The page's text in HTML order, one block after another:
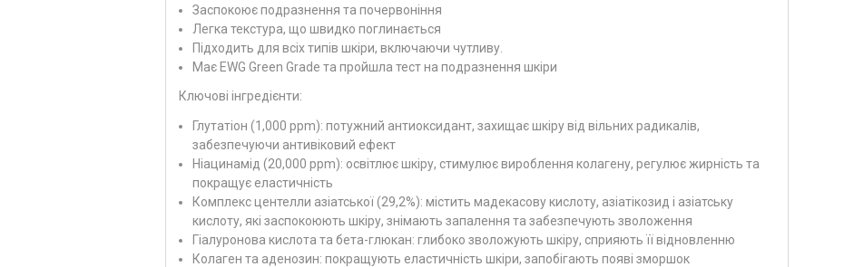
Заспокоює подразнення та почервоніння
Легка текстура, що швидко поглинається
Підходить для всіх типів шкіри, включаючи чутливу.​​​​​​
Має EWG Green Grade та пройшла тест на подразнення шкіри
Ключові інгредієнти:
Глутатіон (1,000 ppm): потужний антиоксидант, захищає шкіру від вільних радикалів,
забезпечуючи антивіковий ефект
Ніацинамід (20,000 ppm): освітлює шкіру, стимулює вироблення колагену, регулює жирність та
покращує еластичність
Комплекс центелли азіатської (29,2%): містить мадекасову кислоту, азіатікозид і азіатську
кислоту, які заспокоюють шкіру, знімають запалення та забезпечують зволоження
Гіалуронова кислота та бета-глюкан: глибоко зволожують шкіру, сприяють її відновленню
Колаген та аденозин: покращують еластичність шкіри, запобігають появі зморшок